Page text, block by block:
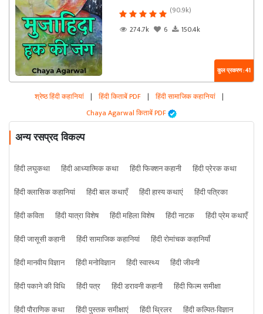
(90.9k)
274.7k
6 150.4k
कुल प्रकरण : 41
श्रेष्ठ हिंदी कहानियां | हिंदी किताबें PDF | हिंदी सामाजिक कहानियां |
Chaya Agarwal किताबें PDF
अन्य रसप्रद विकल्प
हिंदी लघुकथा हिंदी आध्यात्मिक कथा हिंदी फिक्शन कहानी
हिंदी प्रेरक कथा
हिंदी क्लासिक कहानियां
हिंदी बाल कथाएँ हिंदी हास्य कथाएं
हिंदी पत्रिका
हिंदी कविता
हिंदी यात्रा विशेष हिंदी महिला विशेष हिंदी नाटक
हिंदी प्रेम कथाएँ
हिंदी जासूसी कहानी
हिंदी सामाजिक कहानियां
हिंदी रोमांचक कहानियाँ
हिंदी मानवीय विज्ञान
हिंदी मनोविज्ञान हिंदी स्वास्थ्य
हिंदी जीवनी
हिंदी पकाने की विधि
हिंदी पत्र हिंदी डरावनी कहानी
हिंदी फिल्म समीक्षा
हिंदी पौराणिक कथा
हिंदी पुस्तक समीक्षाएं हिंदी थ्रिलर हिंदी कल्पित-विज्ञान